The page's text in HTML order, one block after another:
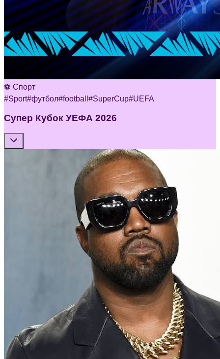
⚽ Спорт
#Sport#футбол#football #SuperCup#UEFA
Супер Кубок УЕФА 2026